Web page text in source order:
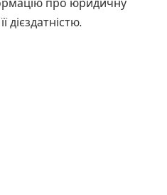
про юридичну
дієздатністю.